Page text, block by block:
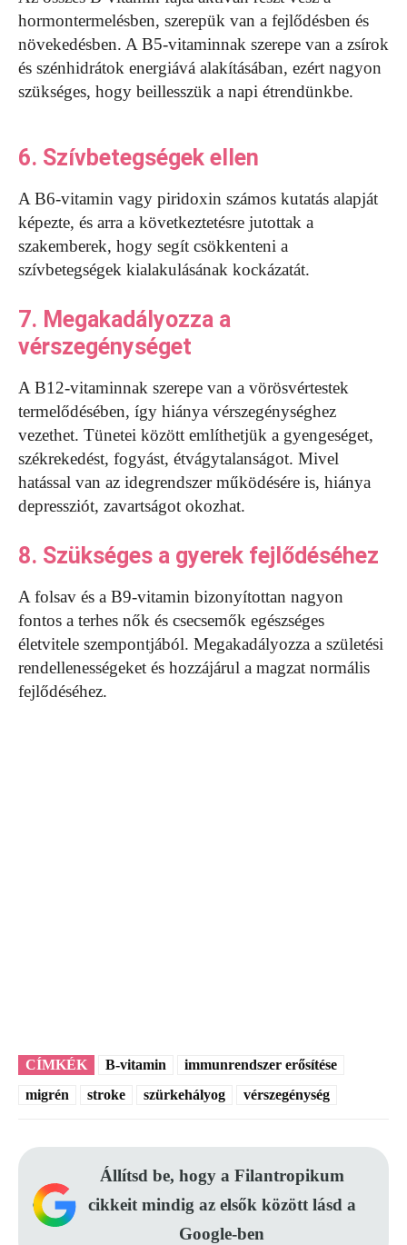
hormontermelésben, szerepük van a fejlődésben és
növekedésben. A B5-vitaminnak szerepe van a zsírok
és szénhidrátok energiává alakításában, ezért nagyon
szükséges, hogy beillesszük a napi étrendünkbe.
6. Szívbetegségek ellen
A B6-vitamin vagy piridoxin számos kutatás alapját
képezte, és arra a következtetésre jutottak a
szakemberek, hogy segít csökkenteni a
szívbetegségek kialakulásának kockázatát.
7. Megakadályozza a
vérszegénységet
A B12-vitaminnak szerepe van a vörösvértestek
termelődésében, így hiánya vérszegénységhez
vezethet. Tünetei között említhetjük a gyengeséget,
székrekedést, fogyást, étvágytalanságot. Mivel
hatással van az idegrendszer működésére is, hiánya
depressziót, zavartságot okozhat.
8. Szükséges a gyerek fejlődéséhez
A folsav és a B9-vitamin bizonyítottan nagyon
fontos a terhes nők és csecsemők egészséges
életvitele szempontjából. Megakadályozza a születési
rendellenességeket és hozzájárul a magzat normális
fejlődéséhez.
CÍMKÉK B-vitamin
immunrendszer erősítése
migrén
stroke szürkehályog vérszegénység
Állítsd be, hogy a Filantropikum
cikkeit mindig az elsők között lásd a
Google-ben